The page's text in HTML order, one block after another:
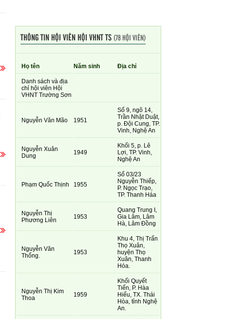
THÔNG TIN HỘI VIÊN HỘI VHNT TS(78 HỘI VIÊN)
Họ tên Năm sinh Địa chỉ
Danh sách và địa
chỉ hội viên Hội
VHNT Trường Sơn
Nguyễn Văn Mão 1951
Số 9, ngõ 14,
Trần Nhật Duật,
p. Đội Cung, TP.
Vinh, Nghệ An
Nguyễn Xuân
Dung
1949
Khối 5, p. Lê
Lợi, TP. Vinh,
Nghệ An
Phạm Quốc Thịnh 1955
Số 03/23
Nguyễn Thiếp,
P. Ngọc Trạo,
TP. Thanh Háa
Nguyễn Thị
Phương Liên
1953
Quang Trung I,
Gia Lâm, Lâm
Hà, Lâm Đồng
Nguyễn Văn
Thống.
1953
Khu 4, Thị Trấn
Thọ Xuân,
huyện Thọ
Xuân, Thanh
Hóa.
Nguyễn Thị Kim
Thoa
1959
Khối Quyết
Tiến, P. Hàa
Hiếu, TX. Thái
Hòa, tỉnh Nghệ
An.